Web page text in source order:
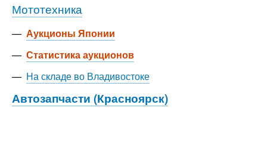
Мототехника
— Аукционы Японии
— Статистика аукционов
— На складе во Владивостоке
Автозапчасти (Красноярск)